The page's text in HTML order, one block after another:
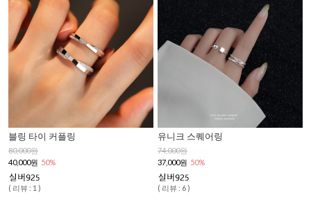
블링 타이 커플링
80,000원
40,000원 50%
( 리뷰 : 1 )
유니크 스퀘어링
74,000원
37,000원 50%
( 리뷰 : 6 )